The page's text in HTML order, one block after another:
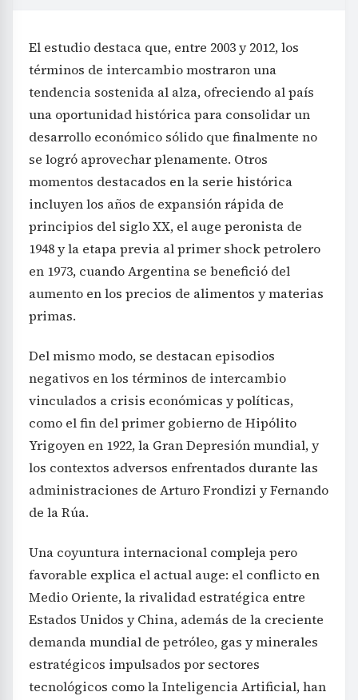
El estudio destaca que, entre 2003 y 2012, los
términos de intercambio mostraron una
tendencia sostenida al alza, ofreciendo al país
una oportunidad histórica para consolidar un
desarrollo económico sólido que finalmente no
se logró aprovechar plenamente. Otros
momentos destacados en la serie histórica
incluyen los años de expansión rápida de
principios del siglo XX, el auge peronista de
1948 y la etapa previa al primer shock petrolero
en 1973, cuando Argentina se benefició del
aumento en los precios de alimentos y materias
primas.
Del mismo modo, se destacan episodios
negativos en los términos de intercambio
vinculados a crisis económicas y políticas,
como el fin del primer gobierno de Hipólito
Yrigoyen en 1922, la Gran Depresión mundial, y
los contextos adversos enfrentados durante las
administraciones de Arturo Frondizi y Fernando
de la Rúa.
Una coyuntura internacional compleja pero
favorable explica el actual auge: el conflicto en
Medio Oriente, la rivalidad estratégica entre
Estados Unidos y China, además de la creciente
demanda mundial de petróleo, gas y minerales
estratégicos impulsados por sectores
tecnológicos como la Inteligencia Artificial, han